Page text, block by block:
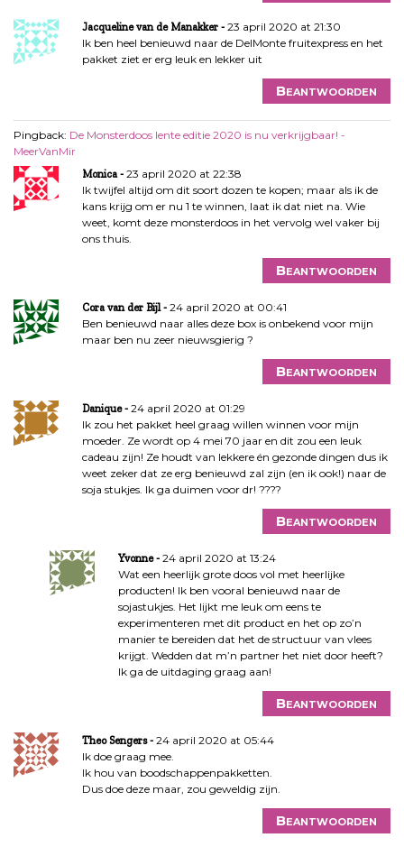
Jacqueline van de Manakker
23 april 2020 at 21:30
Ik ben heel benieuwd naar de DelMonte fruitexpress en het
pakket ziet er erg leuk en lekker uit
Beantwoorden
Pingback: De Monsterdoos lente editie 2020 is nu verkrijgbaar! -
MeerVanMir
Monica
23 april 2020 at 22:38
Ik twijfel altijd om dit soort dozen te kopen; maar als ik de
kans krijg om er nu 1 te winnen, laat ik dat niet na. Wie
weet, komt deze monsterdoos in het vervolg wel vaker bij
ons thuis.
Beantwoorden
Cora van der Bijl
24 april 2020 at 00:41
Ben benieuwd naar alles deze box is onbekend voor mijn
maar ben nu zeer nieuwsgierig ?
Beantwoorden
Danique
24 april 2020 at 01:29
Ik zou het pakket heel graag willen winnen voor mijn
moeder. Ze wordt op 4 mei 70 jaar en dit zou een leuk
cadeau zijn! Ze houdt van lekkere én gezonde dingen dus ik
weet zeker dat ze erg benieuwd zal zijn (en ik ook!) naar de
soja stukjes. Ik ga duimen voor dr! ????
Beantwoorden
Yvonne
24 april 2020 at 13:24
Wat een heerlijk grote doos vol met heerlijke
producten! Ik ben vooral benieuwd naar de
sojastukjes. Het lijkt me leuk om eens te
experimenteren met dit product en het op zo’n
manier te bereiden dat het de structuur van vlees
krijgt. Wedden dat m’n partner het niet door heeft?
Ik ga de uitdaging graag aan!
Beantwoorden
Theo Sengers
24 april 2020 at 05:44
Ik doe graag mee.
Ik hou van boodschappenpakketten.
Dus doe deze maar, zou geweldig zijn.
Beantwoorden